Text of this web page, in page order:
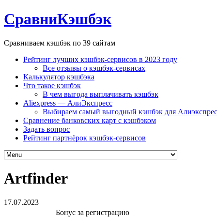
СравниКэшбэк
Сравниваем кэшбэк по 39 сайтам
Рейтинг лучших кэшбэк-сервисов в 2023 году
Все отзывы о кэшбэк-сервисах
Калькулятор кэшбэка
Что такое кэшбэк
В чем выгода выплачивать кэшбэк
Aliexpress — АлиЭкспресс
Выбираем самый выгодный кэшбэк для
Сравнение банковских карт с кэшбэком
Задать вопрос
Рейтинг партнёрок кэшбэк-сервисов
Artfinder
17.07.2023
Бонус за регистрацию